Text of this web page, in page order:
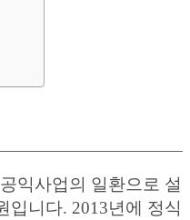
익사업의 일환으로 설
입니다. 2013년에 정식